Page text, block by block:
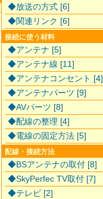
◆放送の方式 [6]
◆関連リンク [6]
接続に使う材料
◆アンテナ [5]
◆アンテナ線 [11]
◆アンテナコンセント [4]
◆アンテナパーツ [9]
◆AVパーツ [8]
◆配線の整理 [4]
◆電線の固定方法 [5]
配線・接続方法
◆BSアンテナの取付 [8]
◆SkyPerfec TV取付 [7]
◆テレビ [2]